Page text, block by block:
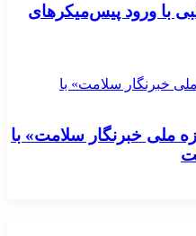
با ورود پیس‌میکرهای
ملی خبرنگار سلامت» با